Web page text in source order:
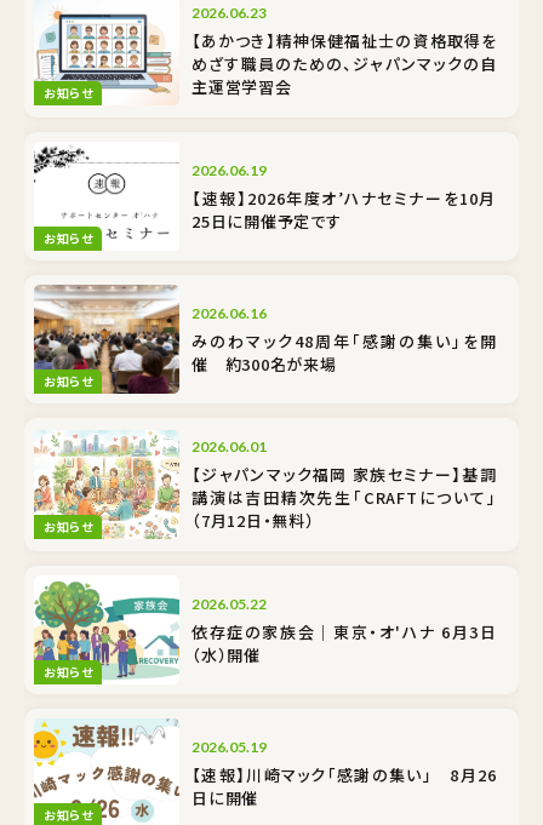
お知らせ
2026.06.23
【あかつき】精神保健福祉士の資格取得を
めざす職員のための、ジャパンマックの自
主運営学習会
お知らせ
2026.06.19
【速報】2026年度オ’ハナセミナーを10月
25日に開催予定です
お知らせ
2026.06.16
みのわマック48周年「感謝の集い」を開
催 約300名が来場
お知らせ
2026.06.01
【ジャパンマック福岡 家族セミナー】基調
講演は吉田精次先生「CRAFTについて」
（7月12日・無料）
お知らせ
2026.05.22
依存症の家族会｜東京・オ'ハナ 6月3日
（水）開催
お知らせ
2026.05.19
【速報】川崎マック「感謝の集い」 8月26
日に開催